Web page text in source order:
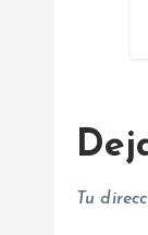
a
Tu